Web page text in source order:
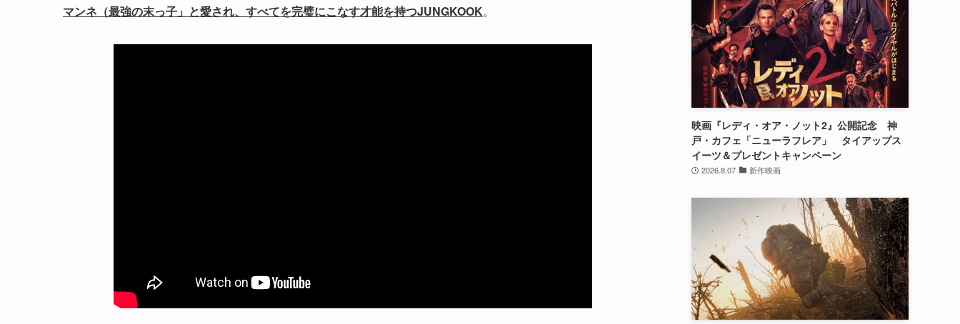
マンネ（最強の末っ子」と愛され、すべてを完璧にこなす才能を持つJUNGKOOK。
映画『レディ・オア・ノット2』公開記念 神
戸・カフェ「ニューラフレア」 タイアップス
イーツ＆プレゼントキャンペーン
2026.8.07 新作映画